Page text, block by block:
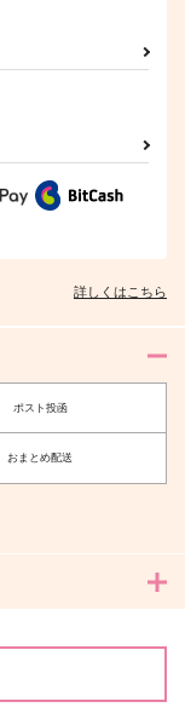
詳しくはこちら
ポスト投函
おまとめ配送